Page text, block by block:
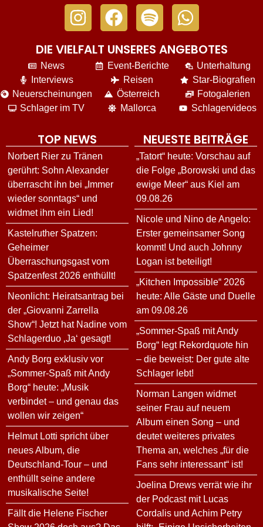
DIE VIELFALT UNSERES ANGEBOTES
News
Interviews
Neuerscheinungen
Schlager im TV
Event-Berichte
Reisen
Österreich
Mallorca
Unterhaltung
Star-Biografien
Fotogalerien
Schlagervideos
TOP NEWS
Norbert Rier zu Tränen
gerührt: Sohn Alexander
überrascht ihn bei „Immer
wieder sonntags“ und
widmet ihm ein Lied!
Kastelruther Spatzen:
Geheimer
Überraschungsgast vom
Spatzenfest 2026 enthüllt!
Neonlicht: Heiratsantrag bei
der „Giovanni Zarrella
Show“! Jetzt hat Nadine vom
Schlagerduo ‚Ja‘ gesagt!
Andy Borg exklusiv vor
„Sommer-Spaß mit Andy
Borg“ heute: „Musik
verbindet – und genau das
wollen wir zeigen“
Helmut Lotti spricht über
neues Album, die
Deutschland-Tour – und
enthüllt seine andere
musikalische Seite!
Fällt die Helene Fischer
NEUESTE BEITRÄGE
„Tatort“ heute: Vorschau auf
die Folge „Borowski und das
ewige Meer“ aus Kiel am
09.08.26
Nicole und Nino de Angelo:
Erster gemeinsamer Song
kommt! Und auch Johnny
Logan ist beteiligt!
„Kitchen Impossible“ 2026
heute: Alle Gäste und Duelle
am 09.08.26
„Sommer-Spaß mit Andy
Borg“ legt Rekordquote hin
– die beweist: Der gute alte
Schlager lebt!
Norman Langen widmet
seiner Frau auf neuem
Album einen Song – und
deutet weiteres privates
Thema an, welches „für die
Fans sehr interessant“ ist!
Joelina Drews verrät wie ihr
der Podcast mit Lucas
Cordalis und Achim Petry